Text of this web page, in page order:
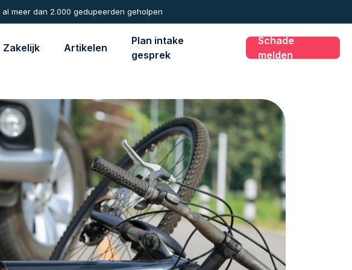
al meer dan 2.000 gedupeerden geholpen
Zakelijk Artikelen
Plan intake
gesprek
Schade
melden